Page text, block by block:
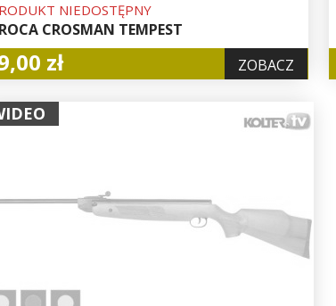
NIEDOSTĘPNY
CROSMAN TEMPEST
zł ZOBACZ